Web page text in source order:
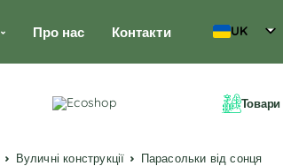
Про нас Контакти UK
Вуличні конструкції Парасольки від сонця